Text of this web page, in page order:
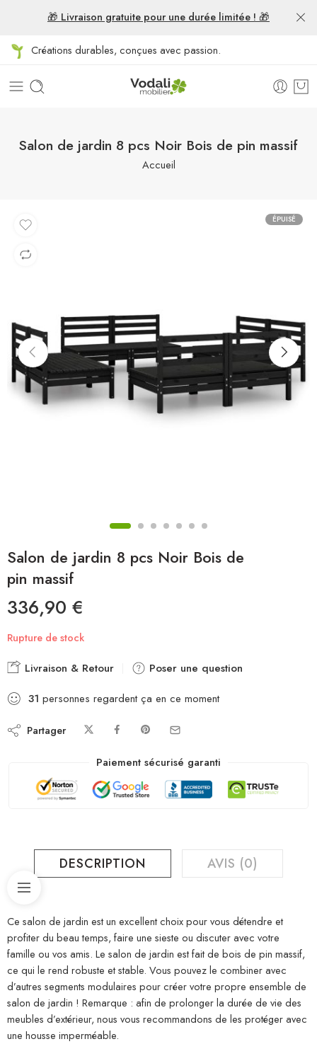
🎁 Livraison gratuite pour une durée limitée ! 🎁
Créations durables, conçues avec passion.
Salon de jardin 8 pcs Noir Bois de pin massif
Accueil
ÉPUISÉ
Salon de jardin 8 pcs Noir Bois de
pin massif
336,90 €
Rupture de stock
Livraison & Retour
Poser une question
31 personnes regardent ça en ce moment
Partager
Paiement sécurisé garanti
DESCRIPTION AVIS (0)
Ce salon de jardin est un excellent choix pour vous détendre et
profiter du beau temps, faire une sieste ou discuter avec votre
famille ou vos amis. Le salon de jardin est fait de bois de pin massif,
ce qui le rend robuste et stable. Vous pouvez le combiner avec
d’autres segments modulaires pour créer votre propre ensemble de
salon de jardin ! Remarque : afin de prolonger la durée de vie des
meubles d’extérieur, nous vous recommandons de les protéger avec
une housse imperméable.